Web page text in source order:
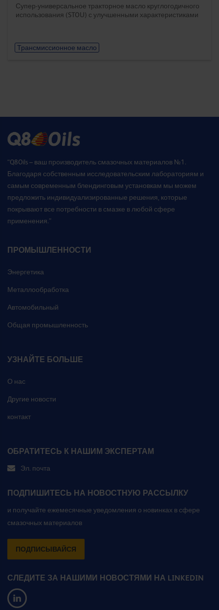
Супер-универсальное тракторное масло круглогодичного
использования (STOU) с улучшенными характеристиками
Трансмиссионное масло
“Q8Oils – ваш производитель смазочных материалов №1.
Благодаря собственным исследовательским лабораториям и
самым современным блендинговым установкам мы можем
предложить индивидуализированные решения, которые
покрывают все потребности в смазке в любой сфере
применения.”
ПРОМЫШЛЕННОСТИ
Энергетика
Металлообработка
Автомобильный
Общая промышленность
УЗНАЙТЕ БОЛЬШЕ
О нас
Другие новости
контакт
ОБРАТИТЕСЬ К НАШИМ ЭКСПЕРТАМ
Эл. почта
ПОДПИШИТЕСЬ НА НОВОСТНУЮ РАССЫЛКУ
и получайте ежемесячные уведомления о новинках в сфере
смазочных материалов
ПОДПИСЫВАЙСЯ
СЛЕДИТЕ ЗА НАШИМИ НОВОСТЯМИ НА LINKEDIN